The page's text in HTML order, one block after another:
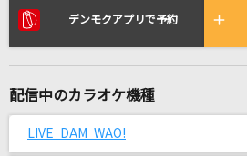
リアルタイムで歌われて
Bling-Bang-Bang-Born
デンモクアプリで予約
配信中のカラオケ機種
LIVE DAM WAO!